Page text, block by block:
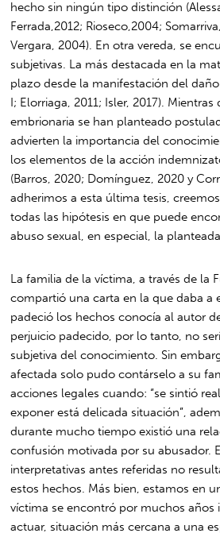
hecho sin ningún tipo distinción
Ferrada,2012; Rioseco,2004;
Vergara, 2004). En otra vereda, se
subjetivas. La más destacada en la
plazo desde la manifestación del
I; Elorriaga, 2011; Isler, 2017).
embrionaria se han planteado
advierten la importancia del
los elementos de la acción
(Barros, 2020; Domínguez, 2020 y
adherimos a esta última tesis,
todas las hipótesis en que puede
abuso sexual, en especial, la
La familia de la víctima, a través de la
compartió una carta en la que daba a
padeció los hechos conocía al autor
perjuicio padecido, por lo tanto, no
subjetiva del conocimiento. Sin
afectada solo pudo contárselo a su
acciones legales cuando: “se sintió
exponer está delicada situación”,
durante mucho tiempo existió una
confusión motivada por su abusador.
interpretativas antes referidas no
estos hechos. Más bien, estamos en
víctima se encontró por muchos años
actuar, situación más cercana a una